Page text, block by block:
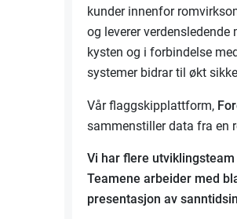
kunder innenfor
og leverer
kysten og i forbindelse
systemer bidrar til økt
Vår flaggskipplattform,
sammenstiller data fra en
Vi har flere
Teamene arbeider med
presentasjon av